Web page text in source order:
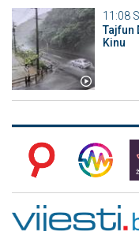
11:08
Tajfun
Kinu